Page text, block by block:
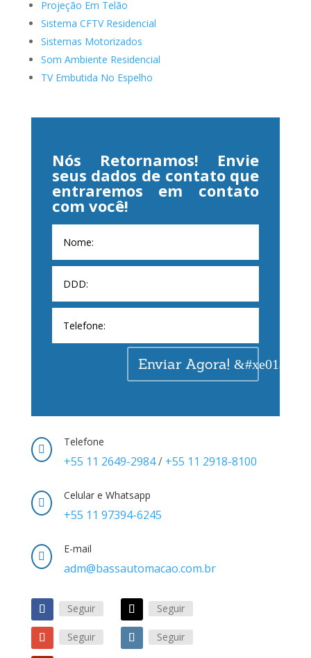
Projeção Em Telão
Sistema CFTV Residencial
Sistemas Motorizados
Som Ambiente Residencial
TV Embutida No Espelho
Nós Retornamos! Envie
seus dados de contato que
entraremos em contato
com você!
Enviar Agora!

Telefone
+55 11 2649-2984/ +55 11 2918-8100

Celular e Whatsapp
+55 11 97394-6245

E-mail
adm@bassautomacao.com.br
Seguir Seguir
Seguir Seguir